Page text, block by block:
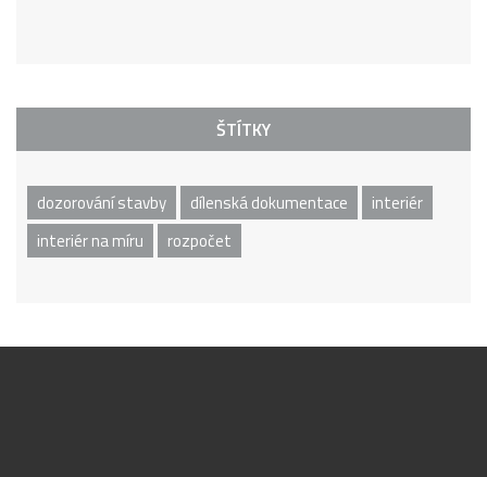
ŠTÍTKY
dozorování stavby dílenská dokumentace
interiér
interiér na míru
rozpočet